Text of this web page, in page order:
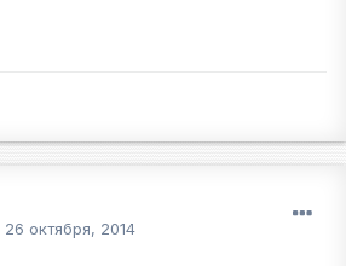
26 октября, 2014